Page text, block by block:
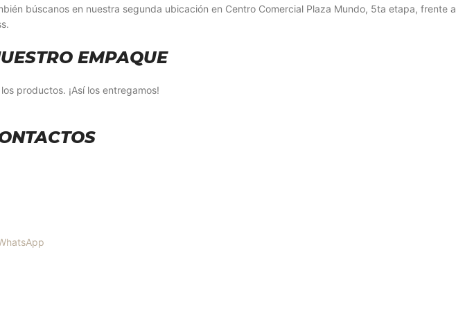
búscanos en nuestra segunda ubicación en Centro Comercial Plaza Mundo, 5ta etapa, frente a
EMPAQUE
productos. ¡Así los entregamos!